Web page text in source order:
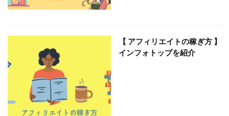
【 アフィリエイトの稼ぎ方 】
インフォトップを紹介